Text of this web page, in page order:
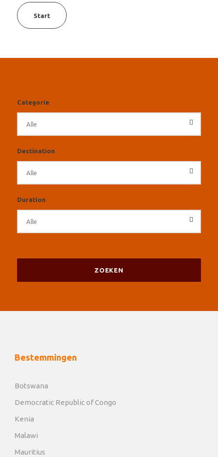
Start
Categorie
Destination
Duration
Bestemmingen
Botswana
Democratic Republic of Congo
Kenia
Malawi
Mauritius